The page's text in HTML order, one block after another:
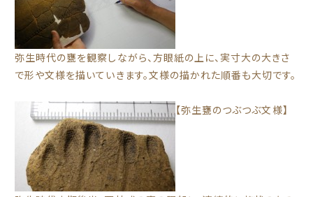
弥生時代の甕を観察しながら、方眼紙の上に、実寸大の大きさ
で形や文様を描いていきます。文様の描かれた順番も大切です。
【弥生甕のつぶつぶ文様】